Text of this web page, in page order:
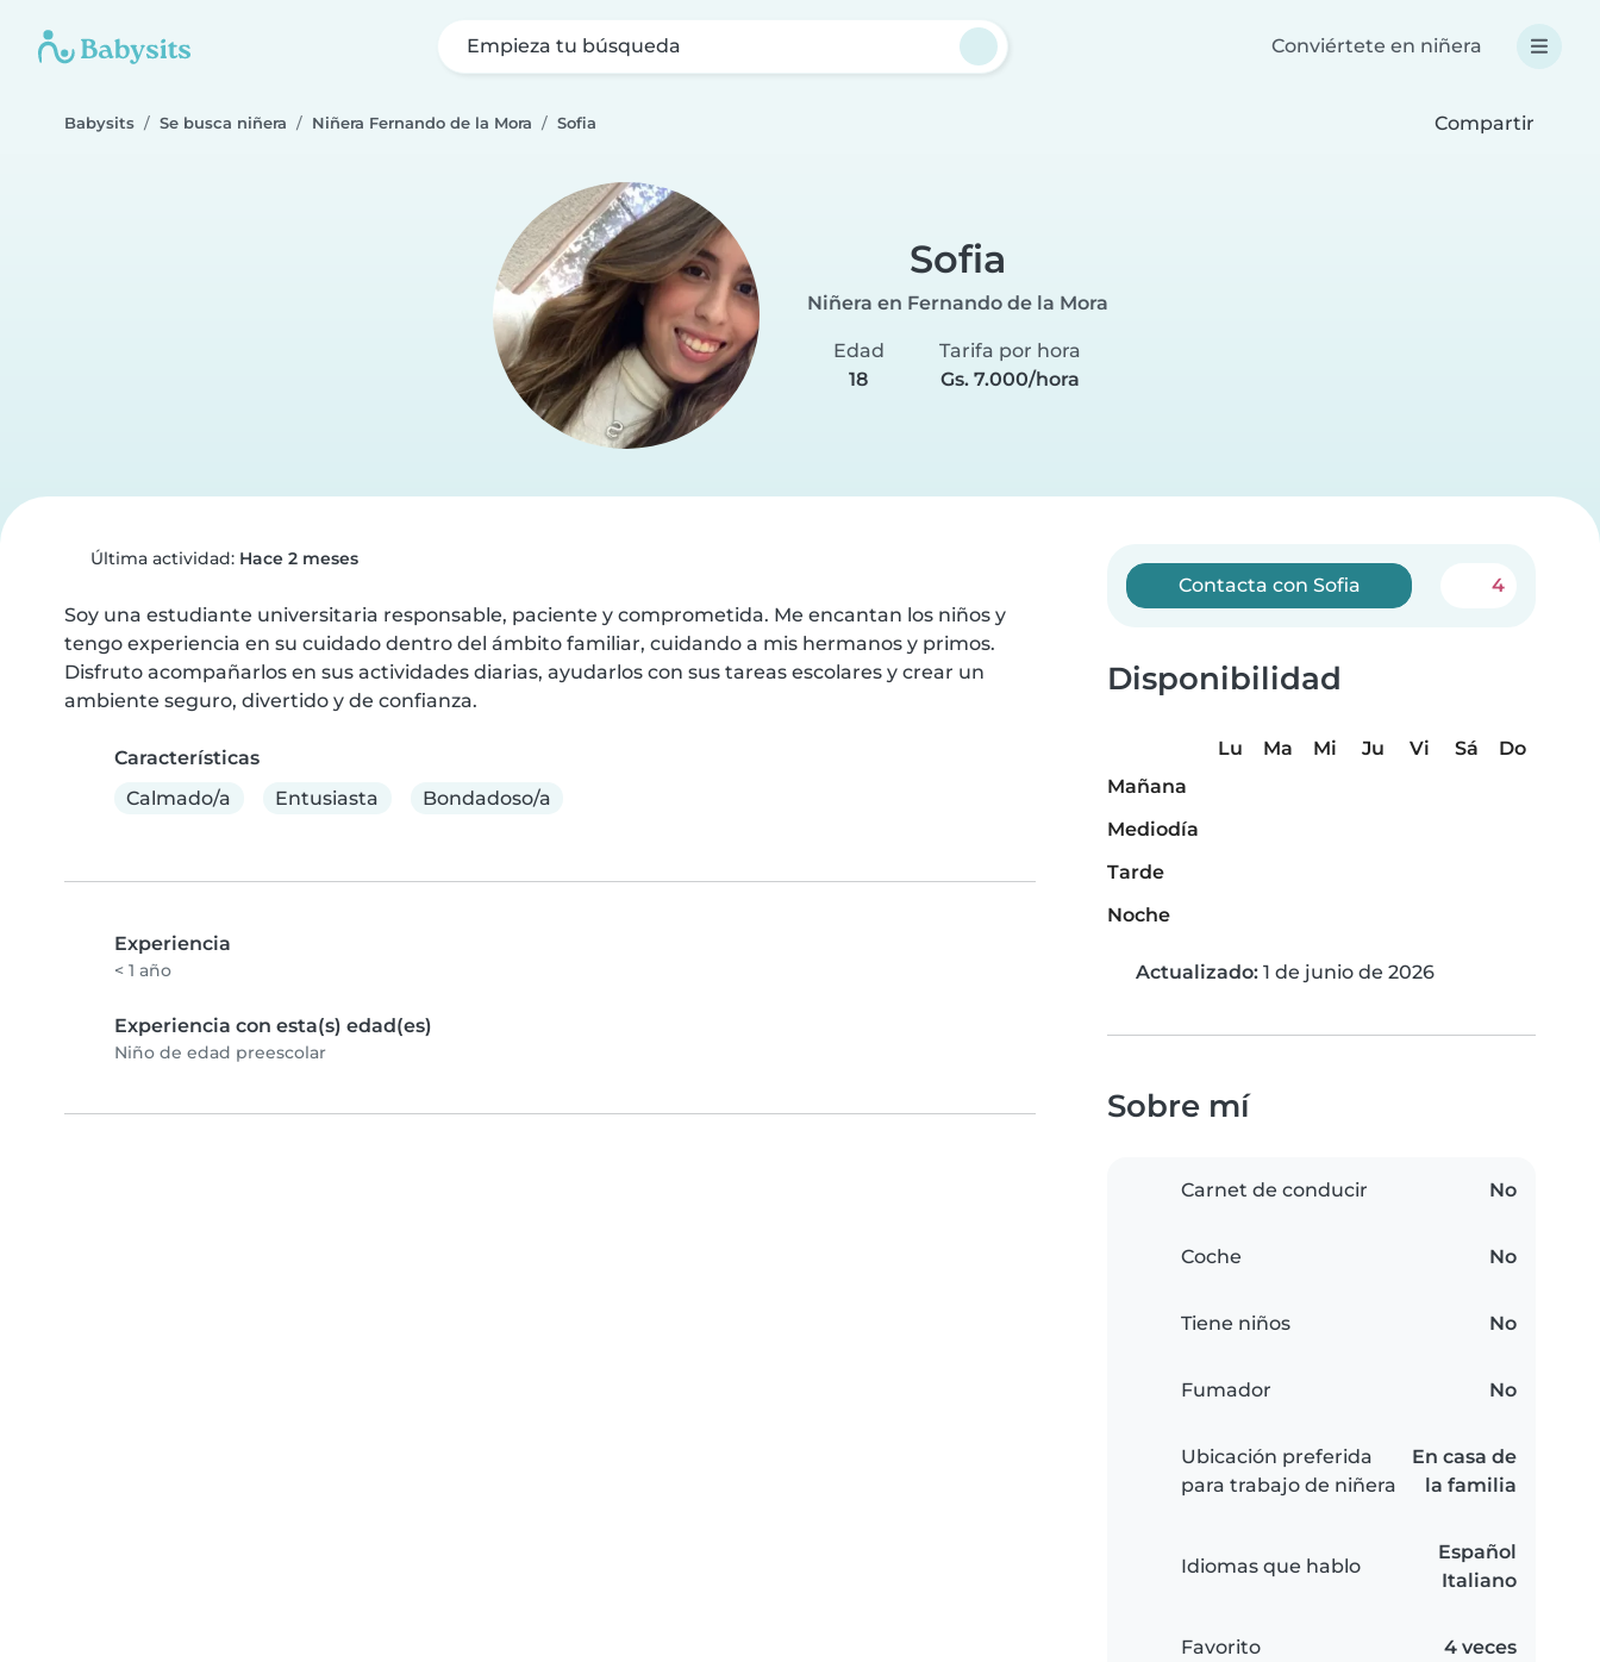
Empieza tu búsqueda Conviértete en niñera
Babysits Se busca niñera Niñera Fernando de la Mora Sofia Compartir
Sofia
Niñera en Fernando de la Mora
Edad
18
Tarifa por hora
Gs. 7.000/hora
Última actividad: Hace 2 meses
Soy una estudiante universitaria responsable, paciente y comprometida. Me encantan los niños y
tengo experiencia en su cuidado dentro del ámbito familiar, cuidando a mis hermanos y primos.
Disfruto acompañarlos en sus actividades diarias, ayudarlos con sus tareas escolares y crear un
ambiente seguro, divertido y de confianza.
Características
Calmado/a
Entusiasta Bondadoso/a
Experiencia
< 1 año
Experiencia con esta(s) edad(es)
Niño de edad preescolar
Contacta con Sofia 4
Disponibilidad
Lu Ma Mi Ju Vi Sá
Do
Mañana
Mediodía
Tarde
Noche
Actualizado: 1 de junio de 2026
Sobre mí
Carnet de conducir No
Coche No
Tiene niños No
Fumador No
Ubicación preferida
para trabajo de niñera
En casa de
la familia
Idiomas que hablo
Español
Italiano
Favorito 4 veces